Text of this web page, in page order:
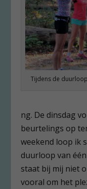
Tijdens de
ng. De dinsdag
beurtelings op
weekend loop ik
duurloop van
staat bij mij niet
vooral om het